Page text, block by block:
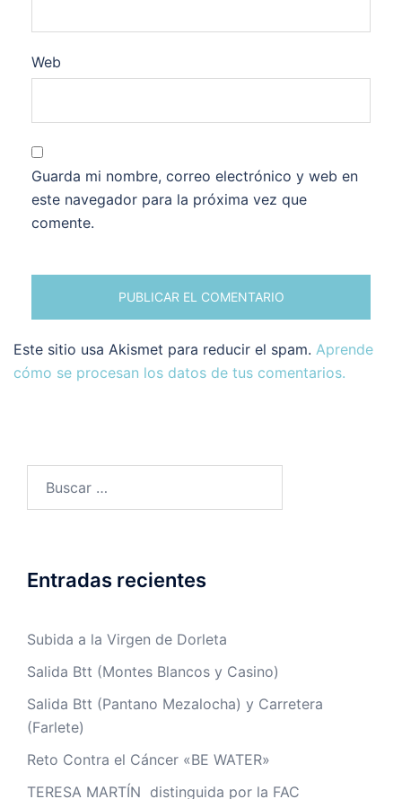
Web
Guarda mi nombre, correo electrónico y web en
este navegador para la próxima vez que
comente.
Este sitio usa Akismet para reducir el spam. Aprende
cómo se procesan los datos de tus comentarios.
Entradas recientes
Subida a la Virgen de Dorleta
Salida Btt (Montes Blancos y Casino)
Salida Btt (Pantano Mezalocha) y Carretera
(Farlete)
Reto Contra el Cáncer «BE WATER»
TERESA MARTÍN distinguida por la FAC